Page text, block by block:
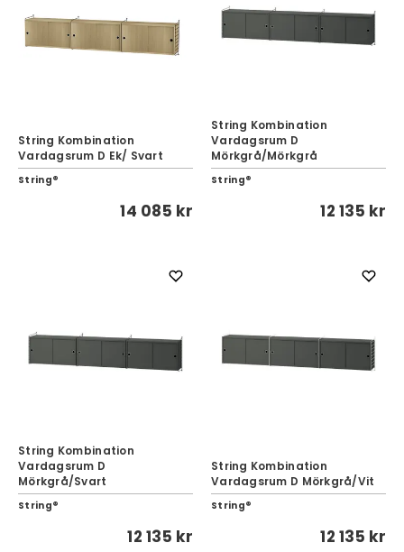
String Kombination
Vardagsrum D Ek/ Svart
String®
14 085 kr
String Kombination
Vardagsrum D
Mörkgrå/Mörkgrå
String®
12 135 kr
String Kombination
Vardagsrum D
Mörkgrå/Svart
String®
12 135 kr
String Kombination
Vardagsrum D Mörkgrå/Vit
String®
12 135 kr